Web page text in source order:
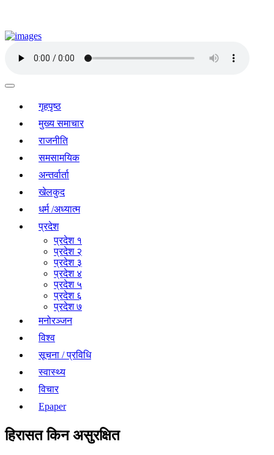
गृहपृष्ठ
मुख्य समाचार
राजनीति
समसामयिक
अन्तर्वार्ता
खेलकुद
धर्म /अध्यात्म
प्रदेश
प्रदेश १
प्रदेश २
प्रदेश ३
प्रदेश ४
प्रदेश ५
प्रदेश ६
प्रदेश ७
मनोरञ्जन
विश्व
सूचना / प्रविधि
स्वास्थ्य
विचार
Epaper
हिरासत किन असुरक्षित